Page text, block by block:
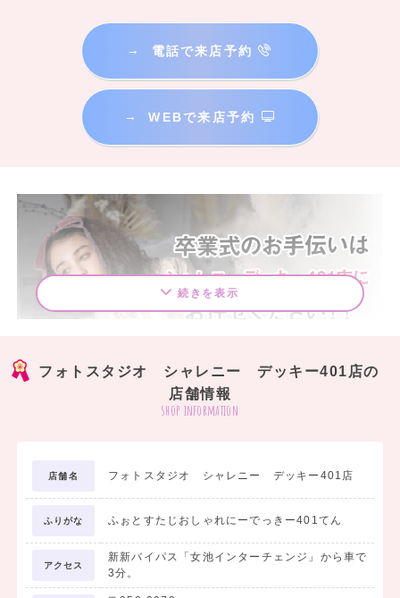
→ 電話で来店予約
→ WEBで来店予約
続きを表示
フォトスタジオ シャレニー デッキー401店の
店舗情報
shop information
店舗名 フォトスタジオ シャレニー デッキー401店
ふりがな ふぉとすたじおしゃれにーでっきー401てん
アクセス
新新バイパス「女池インターチェンジ」から車で
3分。